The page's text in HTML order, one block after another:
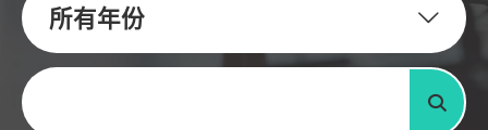
所有年份
关键字
搜寻